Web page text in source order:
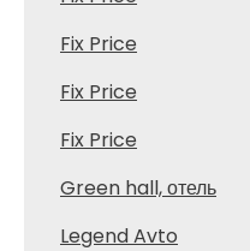
Fix Price
Fix Price
Fix Price
Green hall, отель
Legend Avto